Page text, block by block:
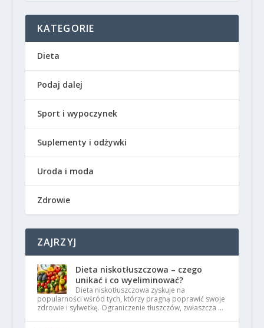
KATEGORIE
Dieta
Podaj dalej
Sport i wypoczynek
Suplementy i odżywki
Uroda i moda
Zdrowie
ZAJRZYJ
Dieta niskotłuszczowa – czego
unikać i co wyeliminować?
Dieta niskotłuszczowa zyskuje na
popularności wśród tych, którzy pragną poprawić swoje
zdrowie i sylwetkę. Ograniczenie tłuszczów, zwłaszcza …